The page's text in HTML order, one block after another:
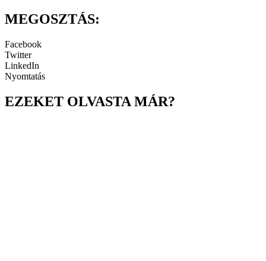
MEGOSZTÁS:
Facebook
Twitter
LinkedIn
Nyomtatás
EZEKET OLVASTA MÁR?